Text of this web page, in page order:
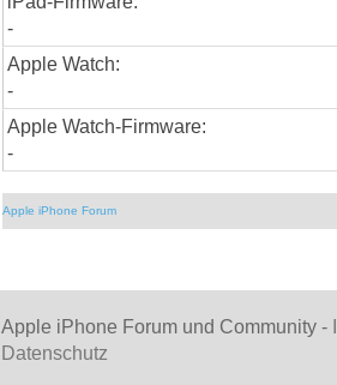
-
Apple Watch:
-
Apple Watch-Firmware:
-
Apple iPhone Forum
Apple iPhone Forum und Community -
Datenschutz